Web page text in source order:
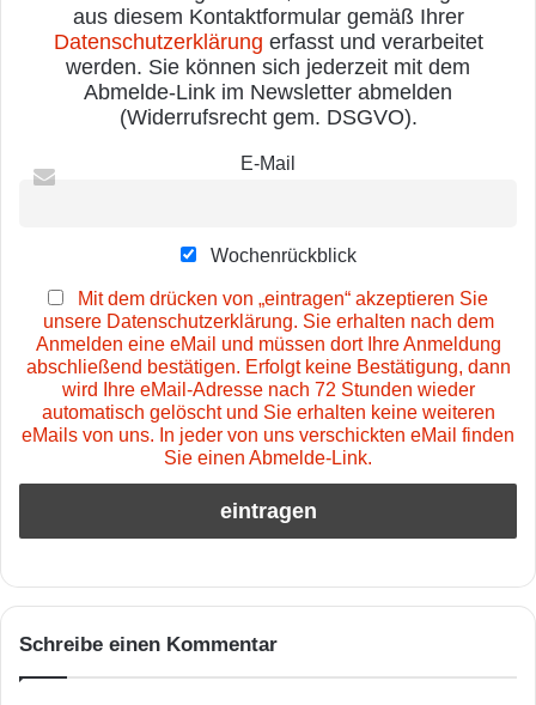
aus diesem Kontaktformular gemäß Ihrer
Datenschutzerklärung erfasst und verarbeitet
werden. Sie können sich jederzeit mit dem
Abmelde-Link im Newsletter abmelden
(Widerrufsrecht gem. DSGVO).
E-Mail
Wochenrückblick
Mit dem drücken von „eintragen“ akzeptieren Sie
unsere Datenschutzerklärung. Sie erhalten nach dem
Anmelden eine eMail und müssen dort Ihre Anmeldung
abschließend bestätigen. Erfolgt keine Bestätigung, dann
wird Ihre eMail-Adresse nach 72 Stunden wieder
automatisch gelöscht und Sie erhalten keine weiteren
eMails von uns. In jeder von uns verschickten eMail finden
Sie einen Abmelde-Link.
Schreibe einen Kommentar